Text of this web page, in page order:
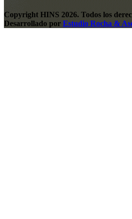
Copyright HINS 2026. Todos los
Desarrollado por Estudio Rocha &